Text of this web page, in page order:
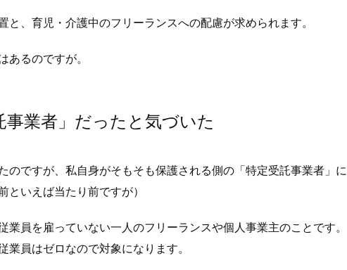
と、育児・介護中のフリーランスへの配慮が求められます。
あるのですが。
事業者」だったと気づいた
のですが、私自身がそもそも保護される側の「特定受託事業者」に
いえば当たり前ですが）
業員を雇っていない一人のフリーランスや個人事業主のことです。
員はゼロなので対象になります。